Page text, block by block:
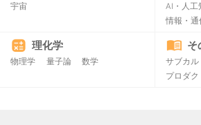
宇宙 AI・人工
情報・通
理化学
物理学 量子論 数学
そ
サブカル
プロダク